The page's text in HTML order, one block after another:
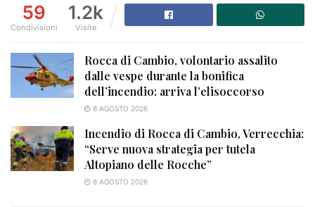
59
Condivisioni
1.2k
Visite
Rocca di Cambio, volontario assalito
dalle vespe durante la bonifica
dell’incendio: arriva l’elisoccorso
8 AGOSTO 2026
Incendio di Rocca di Cambio, Verrecchia:
“Serve nuova strategia per tutela
Altopiano delle Rocche”
8 AGOSTO 2026